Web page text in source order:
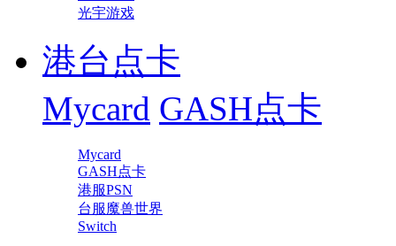
光宇游戏
港台点卡
Mycard GASH点卡
Mycard
GASH点卡
港服PSN
台服魔兽世界
Switch